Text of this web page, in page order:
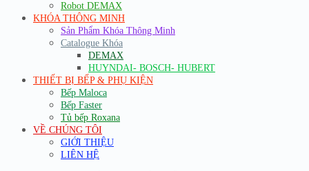
Robot DEMAX
KHÓA THÔNG MINH
Sản Phẩm Khóa Thông Minh
Catalogue Khóa
DEMAX
HUYNDAI- BOSCH- HUBERT
THIẾT BỊ BẾP & PHỤ KIỆN
Bếp Maloca
Bếp Faster
Tủ bếp Roxana
VỀ CHÚNG TÔI
GIỚI THIỆU
LIÊN HỆ